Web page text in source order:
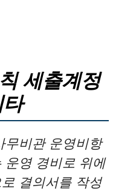
세출계정
무비관 운영비항
운영 경비로 위에
결의서를 작성